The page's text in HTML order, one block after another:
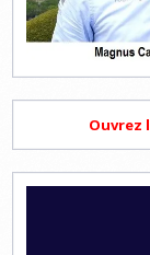
Ouvrez